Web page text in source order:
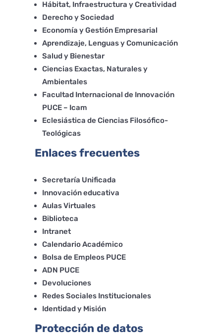
Hábitat, Infraestructura y Creatividad
Derecho y Sociedad
Economía y Gestión Empresarial
Aprendizaje, Lenguas y Comunicación
Salud y Bienestar
Ciencias Exactas, Naturales y
Ambientales
Facultad Internacional de Innovación
PUCE – Icam
Eclesiástica de Ciencias Filosófico-
Teológicas
Enlaces frecuentes
Secretaría Unificada
Innovación educativa
Aulas Virtuales
Biblioteca
Intranet
Calendario Académico
Bolsa de Empleos PUCE
ADN PUCE
Devoluciones
Redes Sociales Institucionales
Identidad y Misión
Protección de datos